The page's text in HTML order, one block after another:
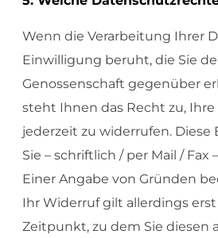
Wenn die Verarbeitung Ihrer
Einwilligung beruht, die Sie
Genossenschaft gegenüber
steht Ihnen das Recht zu,
jederzeit zu widerrufen. Diese
Sie – schriftlich / per Mail / Fax
Einer Angabe von Gründen
Ihr Widerruf gilt allerdings
Zeitpunkt, zu dem Sie diesen